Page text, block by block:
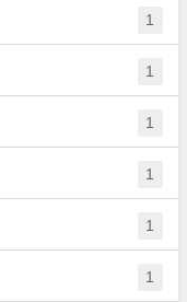
1
1
1
1
1
1